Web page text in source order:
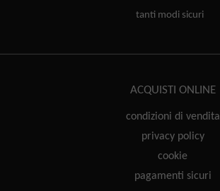
tanti modi sicuri
ACQUISTI ONLINE
condizioni di vendita
privacy policy
cookie
pagamenti sicuri